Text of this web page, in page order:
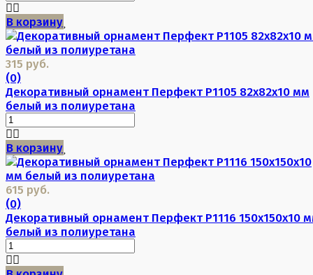
В корзину
315 руб.
(0)
Декоративный орнамент Перфект P1105 82х82х10 мм
белый из полиуретана
В корзину
615 руб.
(0)
Декоративный орнамент Перфект P1116 150х150х10
белый из полиуретана